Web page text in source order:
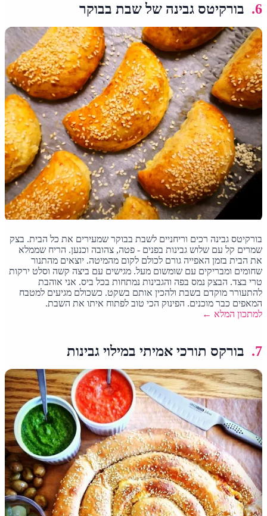
6. בורקיטס גבינה של שבת בבוקר
בורקיטס גבינה רכים וריחניים לשבת בבוקר שמעירים את כל הבית. בצק
שמרים קל עם שלוש גבינות בפנים - פטה, צהובה וכנען. הריח שממלא
את הבית בזמן האפייה גורם לכולם לקום מהמיטה. יוצאים מהתנור
שחומים ומבריקים עם שומשום מעל. מגישים עם ביצה קשה וסלט ירקות
טרי בצד. הבצק נמס בפה והגבינות נמתחות בכל ביס. אני אוהבת
להתעורר מוקדם בשבת ולהכין אותם בשקט. כשכולם מגיעים למטבח
המאפים כבר מוכנים. הפינוק הכי טוב לפתוח איתו את השבת.
למתכון המלא ←
7. בורקס תורכי אמיתי במילוי גבינות